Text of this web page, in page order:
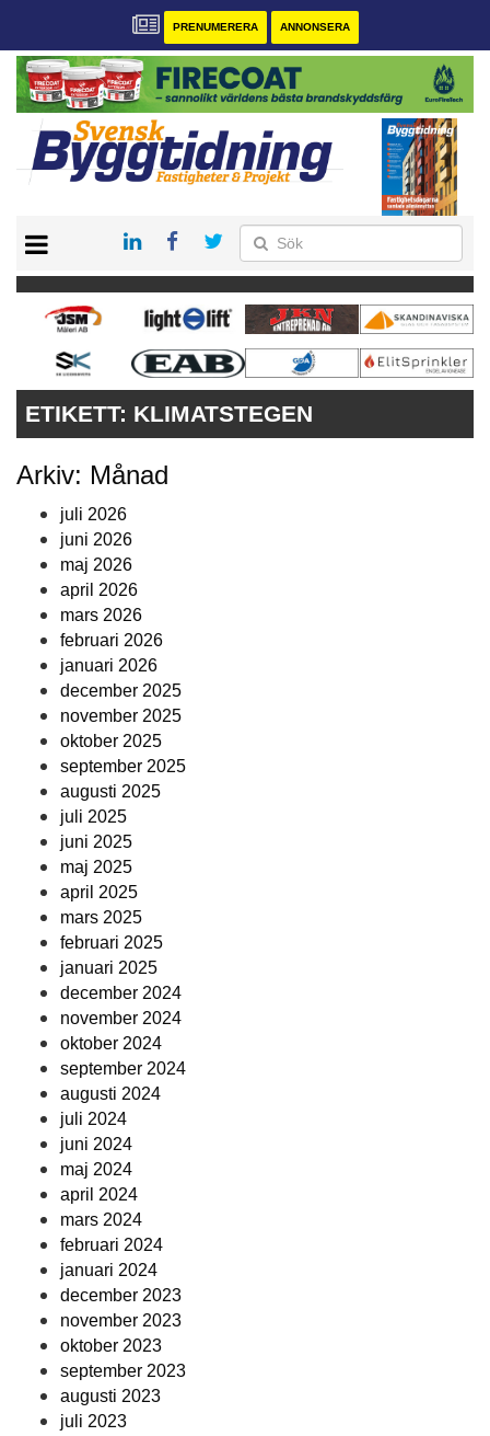
PRENUMERERA ANNONSERA
PRENUMERERA
VÅRA ANDRA MAGASIN
ANNONSERA
ETIKETT: KLIMATSTEGEN
Arkiv: Månad
juli 2026
juni 2026
maj 2026
april 2026
mars 2026
februari 2026
januari 2026
december 2025
november 2025
oktober 2025
september 2025
augusti 2025
juli 2025
juni 2025
maj 2025
april 2025
mars 2025
februari 2025
januari 2025
december 2024
november 2024
oktober 2024
september 2024
augusti 2024
juli 2024
juni 2024
maj 2024
april 2024
mars 2024
februari 2024
januari 2024
december 2023
november 2023
oktober 2023
september 2023
augusti 2023
juli 2023